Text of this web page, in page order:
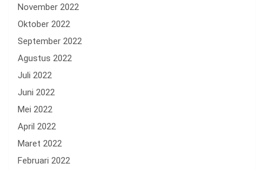
November 2022
Oktober 2022
September 2022
Agustus 2022
Juli 2022
Juni 2022
Mei 2022
April 2022
Maret 2022
Februari 2022